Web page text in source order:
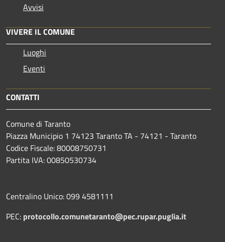
Avvisi
VIVERE IL COMUNE
Luoghi
Eventi
CONTATTI
Comune di Taranto
Piazza Municipio 1 74123 Taranto TA - 74121 - Taranto
Codice Fiscale: 80008750731
Partita IVA: 00850530734
Centralino Unico: 099 4581111
PEC: protocollo.comunetaranto@pec.rupar.puglia.it